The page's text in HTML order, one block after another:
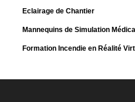
Eclairage de Chantier
Mannequins de Simulation
Formation Incendie en Réalité